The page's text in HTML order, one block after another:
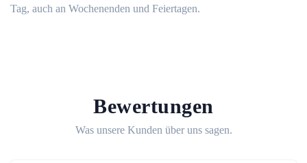
Tag, auch an Wochenenden und Feiertagen.
Bewertungen
Was unsere Kunden über uns sagen.